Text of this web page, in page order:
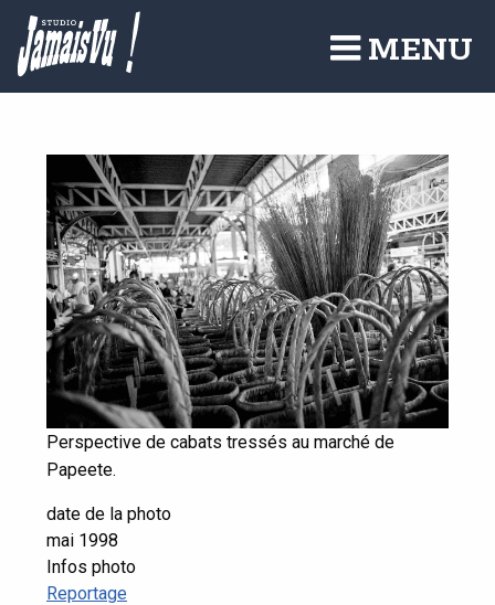
Aller
contenu
principal
MENU
Perspective de cabats tressés au marché de
Papeete.
date de la photo
mai 1998
Infos photo
Reportage